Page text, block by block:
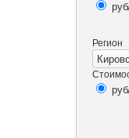
Регион